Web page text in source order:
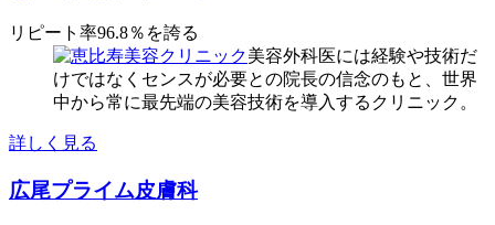
リピート率96.8％を誇る
美容外科医には経験や技術だ
けではなくセンスが必要との院長の信念のもと、世界
中から常に最先端の美容技術を導入するクリニック。
詳しく見る
広尾プライム皮膚科